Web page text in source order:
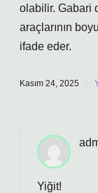
olabilir. Gabari
araçlarının
ifade eder.
Kasım 24, 2025
Yiğit!